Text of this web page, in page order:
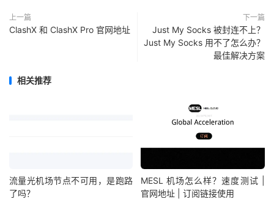
上一篇
ClashX 和 ClashX Pro 官网地址
下一篇
Just My Socks 被封连不上？
Just My Socks 用不了怎么办？
最佳解决方案
相关推荐
流量光机场节点不可用，是跑路
了吗？
MESL 机场怎么样？速度测试 |
官网地址 | 订阅链接使用